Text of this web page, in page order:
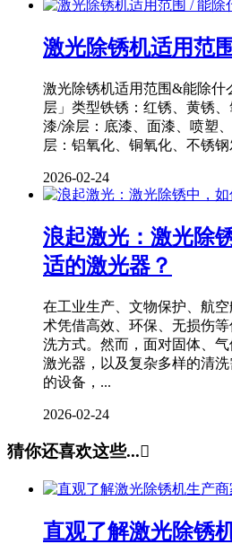
激光除锈机适用范
激光除锈机适用范围&能除什
层」类型铁锈：红锈、黄锈
漆/涂层：底漆、面漆、喷塑
层：铝氧化、铜氧化、不锈
2026-02-24
浪起激光：激光除
适的激光器？
在工业生产、文物保护、航
术凭借高效、环保、无损伤
洗方式。然而，面对固体、
激光器，以及复杂多样的清
的设备，...
2026-02-24
猜你还喜欢这些...
直观了解激光除锈